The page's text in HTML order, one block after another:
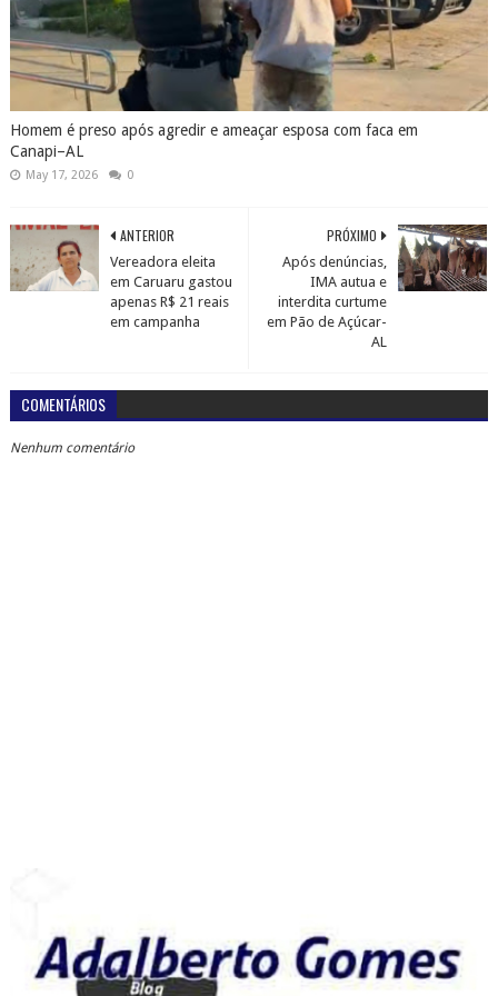
Homem é preso após agredir e ameaçar esposa com faca em
Canapi–AL
May 17, 2026 0
PRÓXIMO
Após denúncias,
IMA autua e
interdita curtume
em Pão de Açúcar-
AL
ANTERIOR
Vereadora eleita
em Caruaru gastou
apenas R$ 21 reais
em campanha
COMENTÁRIOS
Nenhum comentário